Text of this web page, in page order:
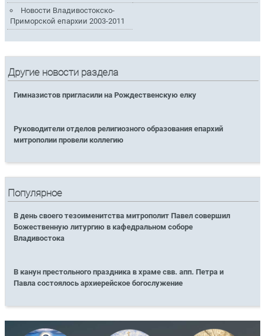
Новости Владивостокско-
Приморской епархии 2003-2011
Другие новости раздела
Гимназистов пригласили на Рождественскую елку
Руководители отделов религиозного образования епархий
митрополии провели коллегию
Популярное
В день своего тезоименитства митрополит Павел совершил
Божественную литургию в кафедральном соборе
Владивостока
В канун престольного праздника в храме свв. апп. Петра и
Павла состоялось архиерейское богослужение